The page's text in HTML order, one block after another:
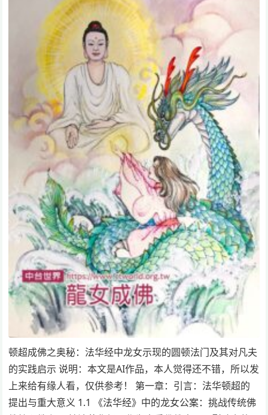
顿超成佛之奥秘：法华经中龙女示现的圆顿法门及其对凡夫
的实践启示 说明：本文是AI作品，本人觉得还不错，所以发
上来给有缘人看，仅供参考！ 第一章：引言：法华顿超的
提出与重大意义 1.1 《法华经》中的龙女公案：挑战传统佛